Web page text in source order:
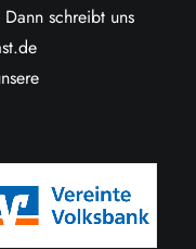
schreibt uns